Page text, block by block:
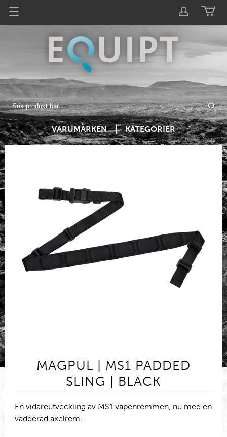
VARUMÄRKEN KATEGORIER
MAGPUL | MS1 PADDED
SLING | BLACK
En vidareutveckling av MS1 vapenremmen, nu med en
vadderad axelrem.